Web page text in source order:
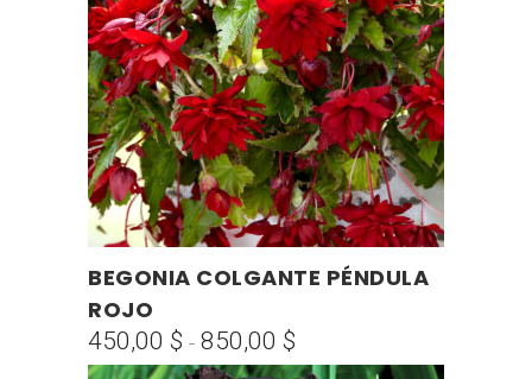
SELECCIONAR OPCIONES
producto
tiene
múltiples
BEGONIA COLGANTE PÉNDULA
ROJO
450,00 $ - 850,00 $
de